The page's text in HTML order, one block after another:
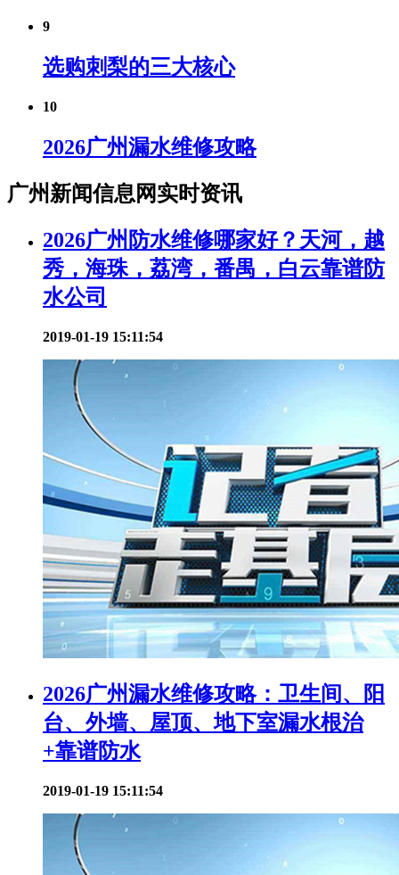
9
选购刺梨的三大核心
10
2026广州漏水维修攻略
广州新闻信息网实时资讯
2026广州防水维修哪家好？天河，越
秀，海珠，荔湾，番禺，白云靠谱防
水公司
2019-01-19 15:11:54
2026广州漏水维修攻略：卫生间、阳
台、外墙、屋顶、地下室漏水根治
+靠谱防水
2019-01-19 15:11:54